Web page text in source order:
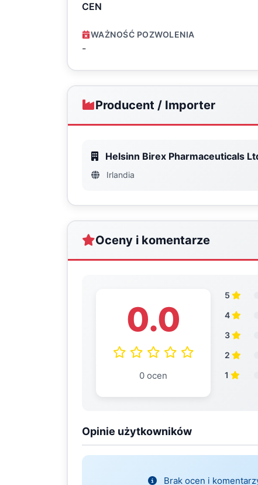
CEN
WAŻNOŚĆ POZWOLENIA
-
Producent / Importer
Helsinn Birex Pharmaceuticals
Irlandia
Oceny i komentarze
0.0
0 ocen
5
4
3
2
1
Opinie użytkowników
Brak ocen i